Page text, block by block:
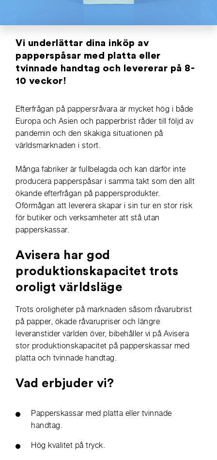
KONTAKT
Vi underlättar dina inköp av
papperspåsar med platta eller
tvinnade handtag och levererar på 8-
10 veckor!
Efterfrågan på pappersråvara är mycket hög i både
Europa och Asien och papperbrist råder till följd av
pandemin och den skakiga situationen på
världsmarknaden i stort.
Många fabriker är fullbelagda och kan därför inte
producera papperspåsar i samma takt som den allt
ökande efterfrågan på pappersprodukter.
Oförmågan att leverera skapar i sin tur en stor risk
för butiker och verksamheter att stå utan
papperskassar.
Avisera har god
produktionskapacitet trots
oroligt världsläge
Trots oroligheter på marknaden såsom råvarubrist
på papper, ökade råvarupriser och längre
leveranstider världen över, bibehåller vi på Avisera
stor produktionskapacitet på papperskassar med
platta och tvinnade handtag.
Vad erbjuder vi?
Papperskassar med platta eller tvinnade
handtag.
Hög kvalitet på tryck.